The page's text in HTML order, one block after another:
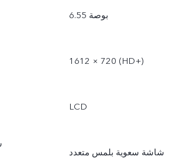
6.55 بوصة
1612 × 720 (‎HD+‏)
LCD
شاشة سعوية بلمس متعدد